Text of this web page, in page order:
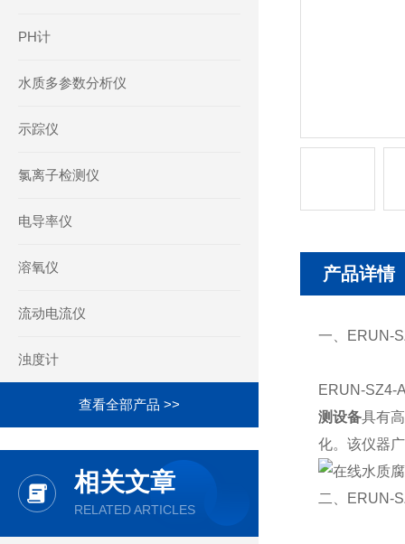
PH计
水质多参数分析仪
示踪仪
氯离子检测仪
电导率仪
溶氧仪
流动电流仪
浊度计
查看全部产品 >>
相关文章
RELATED ARTICLES
产品详情
一、ERUN-
ERUN-SZ4-
测设备具有
化。该仪器
二、ERUN-